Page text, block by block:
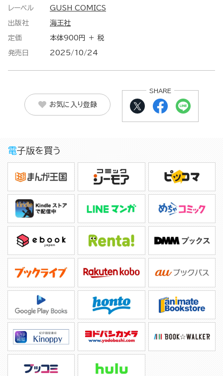
レーベル GUSH COMICS
出版社 海王社
定価 本体900円 ＋ 税
発売日 2025/10/24
お気に入り登録
SHARE
電子版を買う